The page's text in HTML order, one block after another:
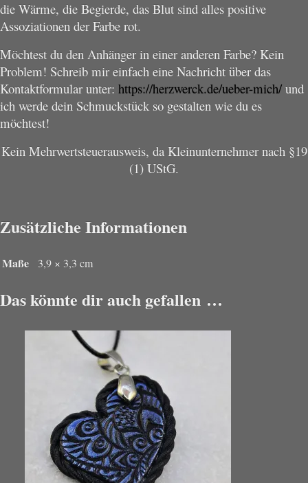
die Wärme, die Begierde, das Blut sind alles positive
Assoziationen der Farbe rot.
Möchtest du den Anhänger in einer anderen Farbe? Kein
Problem! Schreib mir einfach eine Nachricht über das
Kontaktformular unter: https://herzwerck.de/ueber-mich/ und
ich werde dein Schmuckstück so gestalten wie du es
möchtest!
Kein Mehrwertsteuerausweis, da Kleinunternehmer nach §19
(1) UStG.
Zusätzliche Informationen
Maße 3,9 × 3,3 cm
Das könnte dir auch gefallen …